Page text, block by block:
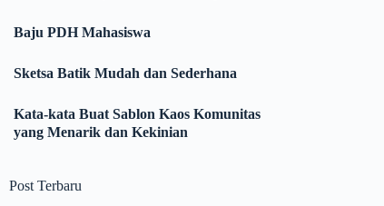
Baju PDH Mahasiswa
Sketsa Batik Mudah dan Sederhana
Kata-kata Buat Sablon Kaos Komunitas
yang Menarik dan Kekinian
Post Terbaru